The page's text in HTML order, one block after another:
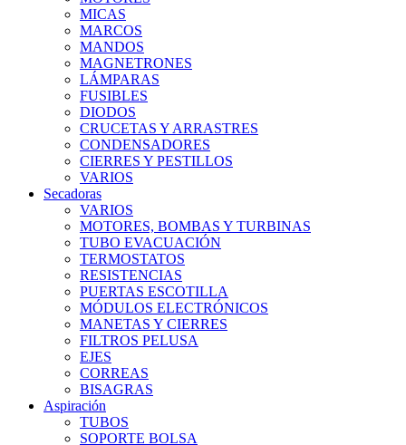
MICAS
MARCOS
MANDOS
MAGNETRONES
LÁMPARAS
FUSIBLES
DIODOS
CRUCETAS Y ARRASTRES
CONDENSADORES
CIERRES Y PESTILLOS
VARIOS
Secadoras
VARIOS
MOTORES, BOMBAS Y TURBINAS
TUBO EVACUACIÓN
TERMOSTATOS
RESISTENCIAS
PUERTAS ESCOTILLA
MÓDULOS ELECTRÓNICOS
MANETAS Y CIERRES
FILTROS PELUSA
EJES
CORREAS
BISAGRAS
Aspiración
TUBOS
SOPORTE BOLSA